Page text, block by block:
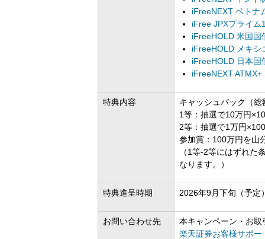
iFreeNEXT ベトナ
iFree JPXプライム
iFreeHOLD 米国国
iFreeHOLD メキシ
iFreeHOLD 日本国
iFreeNEXT ATMX+
特典内容
キャッシュバック（総
1等：抽選で10万円
2等：抽選で1万円
参加賞：100万円を山
（1等-2等にはずれた
なります。）
特典進呈時期 2026年9月下旬（予定
お問い合わせ先
本キャンペーン・お
楽天証券お客様サポー